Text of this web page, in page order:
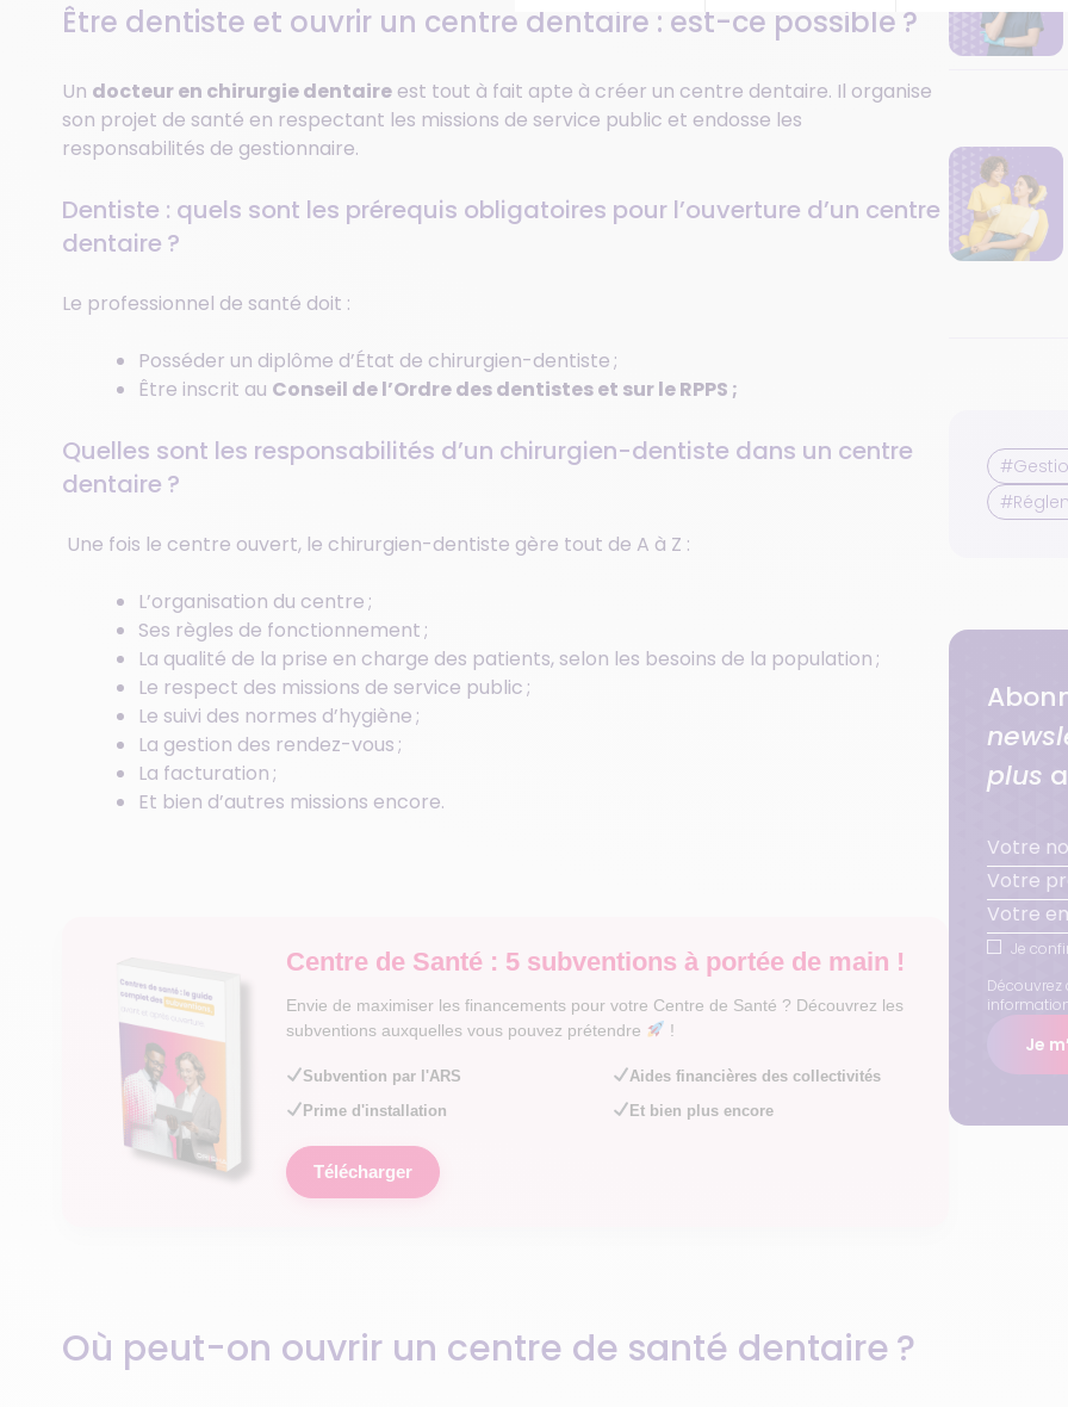
Être dentiste et ouvrir un centre dentaire : est-ce possible ?
Un docteur en chirurgie dentaire est tout à fait apte à créer un centre dentaire. Il organise
son projet de santé en respectant les missions de service public et endosse les
responsabilités de gestionnaire.
Dentiste : quels sont les prérequis obligatoires pour l’ouverture d’un centre
dentaire ?
Le professionnel de santé doit :
Posséder un diplôme d’État de chirurgien-dentiste ;
Être inscrit au Conseil de l’Ordre des dentistes et sur le RPPS ;
Quelles sont les responsabilités d’un chirurgien-dentiste dans un centre
dentaire ?
Une fois le centre ouvert, le chirurgien-dentiste gère tout de A à Z :
L’organisation du centre ;
Ses règles de fonctionnement ;
La qualité de la prise en charge des patients, selon les besoins de la population ;
Le respect des missions de service public ;
Le suivi des normes d’hygiène ;
La gestion des rendez-vous ;
La facturation ;
Et bien d’autres missions encore.
Centre de Santé : 5 subventions à portée de main !
Envie de maximiser les financements pour votre Centre de Santé ? Découvrez les
subventions auxquelles vous pouvez prétendre
!
Subvention par l'ARS
Aides financières des collectivités
Prime d'installation
Et bien plus encore
Télécharger
Où peut-on ouvrir un centre de santé dentaire ?
plus
Je
Je